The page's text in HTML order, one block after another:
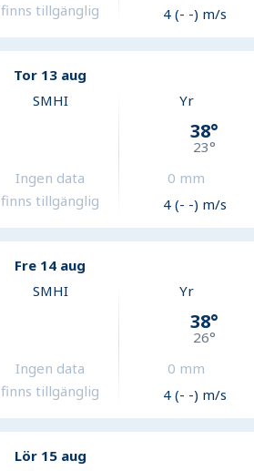
finns tillgänglig
4 (- -) m/s
Tor 13 aug
SMHI
Ingen data
finns tillgänglig
Yr
38°
23°
0 mm
4 (- -) m/s
Fre 14 aug
SMHI
Ingen data
finns tillgänglig
Yr
38°
26°
0 mm
4 (- -) m/s
Lör 15 aug